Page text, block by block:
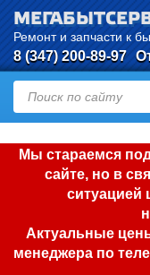
Мы стараемся
сайте, но в
ситуацией
Актуальные
менеджера по
Ремонт и запчасти к
8 (347) 200-89-97